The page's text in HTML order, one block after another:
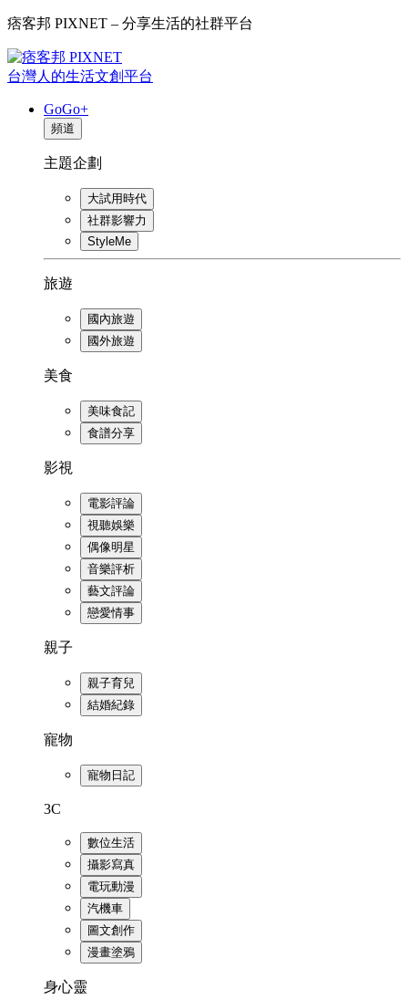
痞客邦 PIXNET – 分享生活的社群平台
台灣人的生活文創平台
GoGo+
頻道
主題企劃
大試用時代
社群影響力
StyleMe
旅遊
國內旅遊
國外旅遊
美食
美味食記
食譜分享
影視
電影評論
視聽娛樂
偶像明星
音樂評析
藝文評論
戀愛情事
親子
親子育兒
結婚紀錄
寵物
寵物日記
3C
數位生活
攝影寫真
電玩動漫
汽機車
圖文創作
漫畫塗鴉
身心靈